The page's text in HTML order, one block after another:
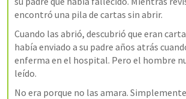
encontró una pila de cartas sin abrir.
Cuando las abrió, descubrió que eran
había enviado a su padre años atrás
enferma en el hospital. Pero el hombre
leído.
No era porque no las amara.